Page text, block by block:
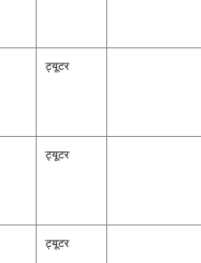
ट्यूटर
ट्यूटर
ट्यूटर